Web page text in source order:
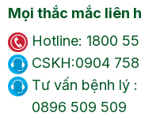
Mọi thắc mắc liên
Hotline: 1800
CSKH:0904 758
Tư vấn bệnh lý
0896 509 509